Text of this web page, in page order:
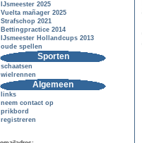
IJsmeester 2025
Vuelta mañager 2025
Strafschop 2021
Bettingpractice 2014
IJsmeester Hollandcups 2013
oude spellen
Sporten
schaatsen
wielrennen
Algemeen
links
neem contact op
prikbord
registreren